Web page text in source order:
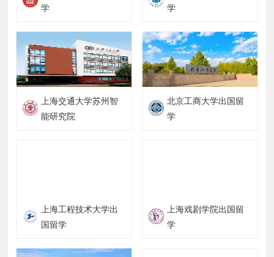
学
学
上海交通大学苏州智
能研究院
北京工商大学出国留
学
上海工程技术大学出
国留学
上海戏剧学院出国留
学